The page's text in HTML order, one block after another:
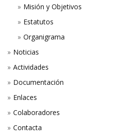
Misión y Objetivos
Estatutos
Organigrama
Noticias
Actividades
Documentación
Enlaces
Colaboradores
Contacta